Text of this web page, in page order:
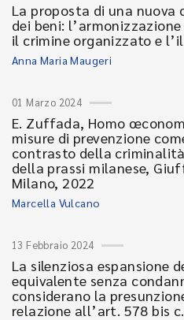
La proposta di una
dei beni:
il crimine organizzato e
Anna Maria Maugeri
01 Marzo 2024
E. Zuffada, Homo
misure di prevenzione
contrasto della
della prassi milanese,
Milano, 2022
Marcella Vulcano
13 Febbraio 2024
La silenziosa espansione
equivalente senza
considerano la
relazione all’art. 578 bis